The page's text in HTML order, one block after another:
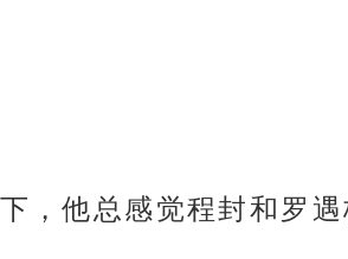
，他总感觉程封和罗遇